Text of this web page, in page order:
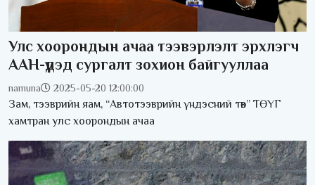
Улс хоорондын ачаа тээвэрлэлт эрхлэгч
ААН-үүдэд сургалт зохион байгууллаа
namuna 2025-05-20 12:00:00
Зам, тээврийн яам, “Автотээврийн үндэсний төв” ТӨҮГ
хамтран улс хоорондын ачаа